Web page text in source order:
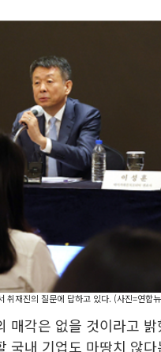
취재진의 질문에 답하고 있다. (사진=연합
매각은 없을 것이라고
국내 기업도 마땅치 않